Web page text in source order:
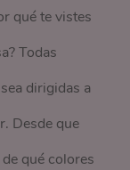
qué te vistes
Todas
dirigidas a
Desde que
qué colores